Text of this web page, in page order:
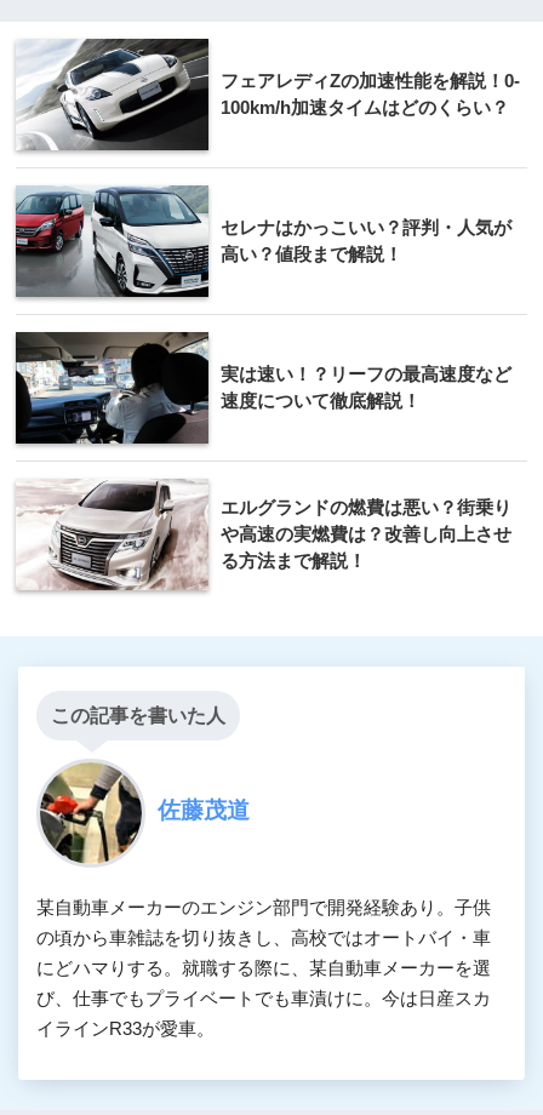
フェアレディZの加速性能を解説！0-
100km/h加速タイムはどのくらい？
セレナはかっこいい？評判・人気が
高い？値段まで解説！
実は速い！？リーフの最高速度など
速度について徹底解説！
エルグランドの燃費は悪い？街乗り
や高速の実燃費は？改善し向上させ
る方法まで解説！
この記事を書いた人
佐藤茂道
某自動車メーカーのエンジン部門で開発経験あり。子供
の頃から車雑誌を切り抜きし、高校ではオートバイ・車
にどハマりする。就職する際に、某自動車メーカーを選
び、仕事でもプライベートでも車漬けに。今は日産スカ
イラインR33が愛車。